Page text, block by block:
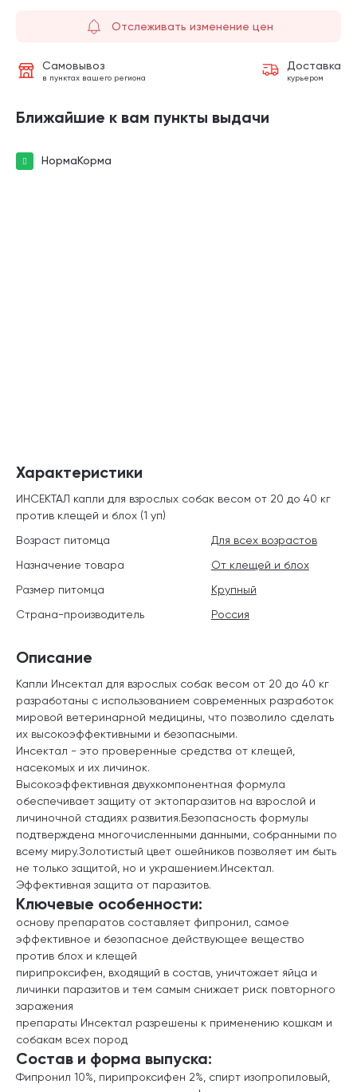
Отслеживать изменение цен
Самовывоз
в пунктах вашего региона
Доставка
курьером
Ближайшие к вам пункты выдачи
НормаКорма
Описание
Капли Инсектал для взрослых собак весом от 20 до 40 кг
разработаны с использованием современных разработок
мировой ветеринарной медицины, что позволило сделать
их высокоэффективными и безопасными.
Инсектал - это проверенные средства от клещей,
насекомых и их личинок.
Высокоэффективная двухкомпонентная формула
обеспечивает защиту от эктопаразитов на взрослой и
личиночной стадиях развития.Безопасность формулы
подтверждена многочисленными данными, собранными по
всему миру.Золотистый цвет ошейников позволяет им быть
не только защитой, но и украшением.Инсектал.
Эффективная защита от паразитов.
Ключевые особенности:
основу препаратов составляет фипронил, самое
эффективное и безопасное действующее вещество
против блох и клещей
пирипроксифен, входящий в состав, уничтожает яйца и
личинки паразитов и тем самым снижает риск повторного
заражения
препараты Инсектал разрешены к применению кошкам и
собакам всех пород
Состав и форма выпуска:
Фипронил 10%, пирипроксифен 2%, спирт изопропиловый,
Характеристики
ИНСЕКТАЛ капли для взрослых собак весом от 20 до 40 кг
против клещей и блох (1 уп)
Возраст питомца
Для всех возрастов
Назначение товара
От клещей и блох
Размер питомца
Крупный
Страна-производитель
Россия